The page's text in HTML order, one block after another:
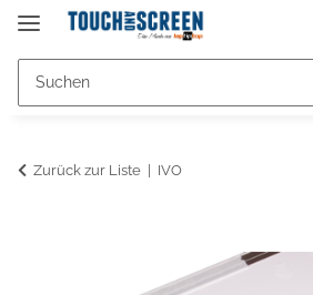
Zurück zur Liste IVO